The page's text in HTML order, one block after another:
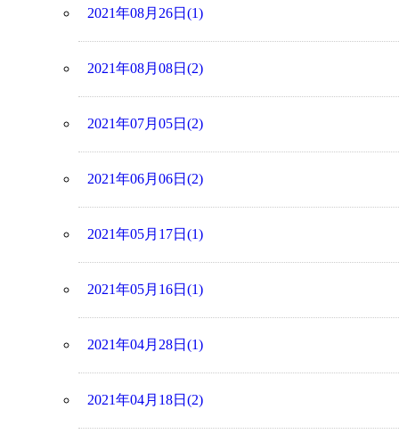
2021年08月26日(1)
2021年08月08日(2)
2021年07月05日(2)
2021年06月06日(2)
2021年05月17日(1)
2021年05月16日(1)
2021年04月28日(1)
2021年04月18日(2)